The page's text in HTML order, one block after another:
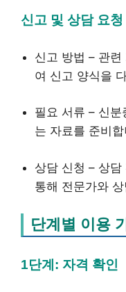
신고 및 상담 요청
신고 방법 – 관
여 신고 양식을
필요 서류 – 신
는 자료를 준비
상담 신청 – 상
통해 전문가와
단계별 이용
1단계: 자격 확인